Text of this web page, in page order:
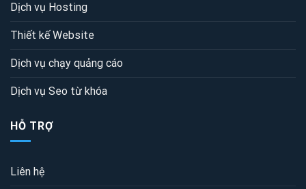
Dịch vụ Hosting
Thiết kế Website
Dịch vụ chạy quảng cáo
Dịch vụ Seo từ khóa
HỖ TRỢ
Liên hệ